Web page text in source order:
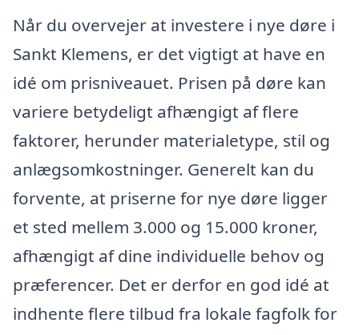
Når du overvejer at investere i nye døre i
Sankt Klemens, er det vigtigt at have en
idé om prisniveauet. Prisen på døre kan
variere betydeligt afhængigt af flere
faktorer, herunder materialetype, stil og
anlægsomkostninger. Generelt kan du
forvente, at priserne for nye døre ligger
et sted mellem 3.000 og 15.000 kroner,
afhængigt af dine individuelle behov og
præferencer. Det er derfor en god idé at
indhente flere tilbud fra lokale fagfolk for